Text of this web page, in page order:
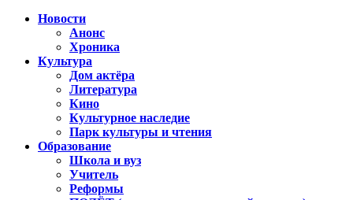
Новости
Анонс
Хроника
Культура
Дом актёра
Литература
Кино
Культурное наследие
Парк культуры и чтения
Образование
Школа и вуз
Учитель
Реформы